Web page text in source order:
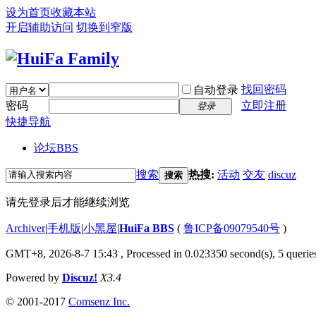
设为首页收藏本站
开启辅助访问 切换到窄版
自动登录 找回密码
密码
登录
立即注册
快捷导航
论坛BBS
搜索 搜索 热搜: 活动 交友 discuz
请先登录后才能继续浏览
Archiver|手机版|小黑屋|HuiFa BBS ( 鲁ICP备09079540号 )
GMT+8, 2026-8-7 15:43 , Processed in 0.023350 second(s), 5
Powered by Discuz! X3.4
© 2001-2017 Comsenz Inc.